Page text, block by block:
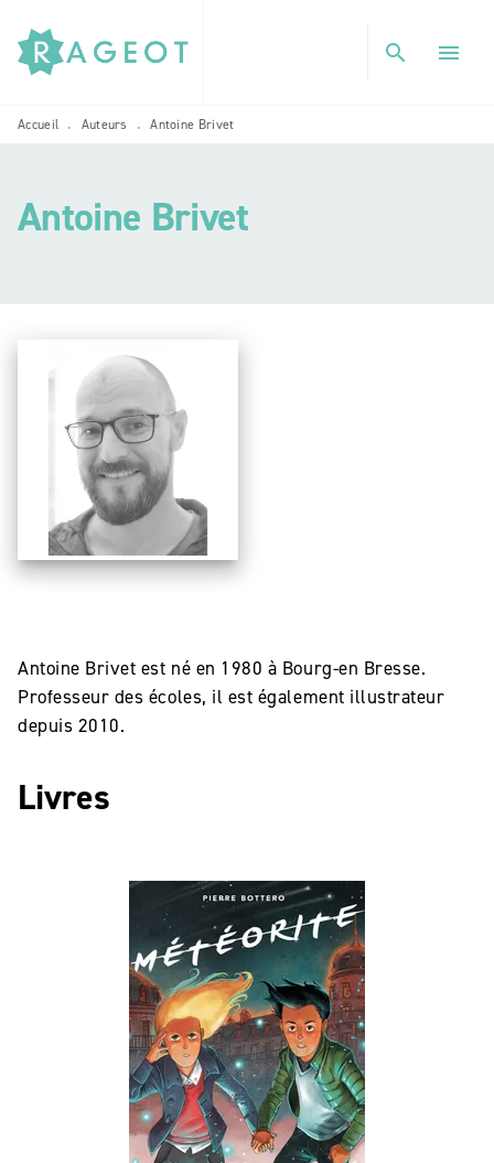
MENU RECHERCHE
PIED DE PAGE
search menu
Accueil • Auteurs • Antoine Brivet
Antoine Brivet
Antoine Brivet est né en 1980 à Bourg-en Bresse.
Professeur des écoles, il est également illustrateur
depuis 2010.
Livres